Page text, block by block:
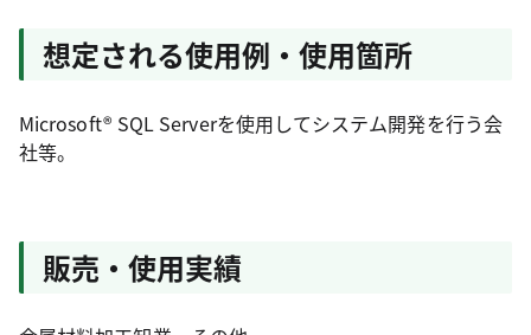
想定される使用例・使用箇所
Microsoft® SQL Serverを使用してシステム開発を行う会
社等。
販売・使用実績